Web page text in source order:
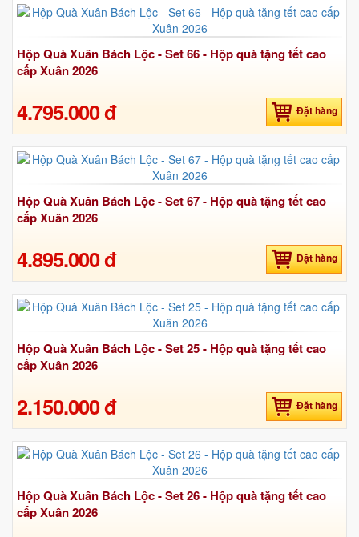
Hộp Quà Xuân Bách Lộc - Set 66 - Hộp quà tặng tết cao
cấp Xuân 2026
4.795.000 đ Đặt hàng
Hộp Quà Xuân Bách Lộc - Set 67 - Hộp quà tặng tết cao
cấp Xuân 2026
4.895.000 đ Đặt hàng
Hộp Quà Xuân Bách Lộc - Set 25 - Hộp quà tặng tết cao
cấp Xuân 2026
2.150.000 đ Đặt hàng
Hộp Quà Xuân Bách Lộc - Set 26 - Hộp quà tặng tết cao
cấp Xuân 2026